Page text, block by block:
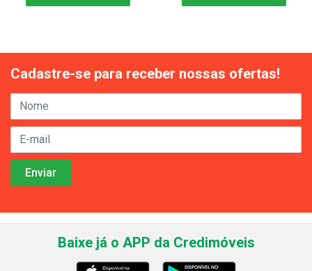
Cadastre-se para receber nossas ofertas!
Baixe já o APP da Credimóveis